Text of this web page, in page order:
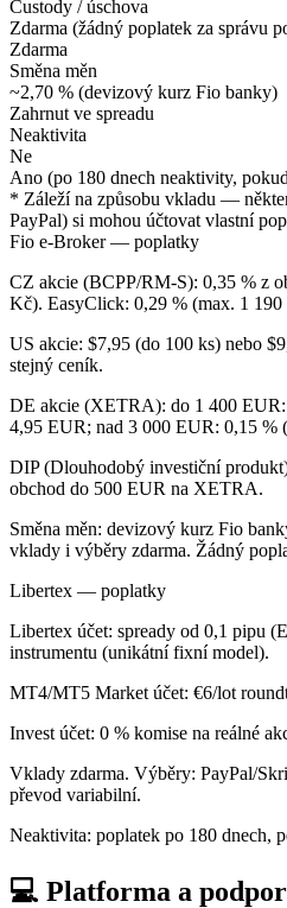
Custody / úschova
Zdarma (žádný poplatek za správu
Zdarma
Směna měn
~2,70 % (devizový kurz Fio banky)
Zahrnut ve spreadu
Neaktivita
Ne
Ano (po 180 dnech neaktivity,
* Záleží na způsobu vkladu —
PayPal) si mohou účtovat vlastní
Fio e-Broker — poplatky
CZ akcie (BCPP/RM-S): 0,35 % z
Kč). EasyClick: 0,29 % (max. 1 190
US akcie: $7,95 (do 100 ks) nebo
stejný ceník.
DE akcie (XETRA): do 1 400
4,95 EUR; nad 3 000 EUR: 0,15 %
DIP (Dlouhodobý investiční
obchod do 500 EUR na XETRA.
Směna měn: devizový kurz Fio
vklady i výběry zdarma. Žádný
Libertex — poplatky
Libertex účet: spready od 0,1 pipu
instrumentu (unikátní fixní model).
MT4/MT5 Market účet: €6/lot
Invest účet: 0 % komise na reálné
Vklady zdarma. Výběry: PayPal/
převod variabilní.
Neaktivita: poplatek po 180 dnech,
💻 Platforma a